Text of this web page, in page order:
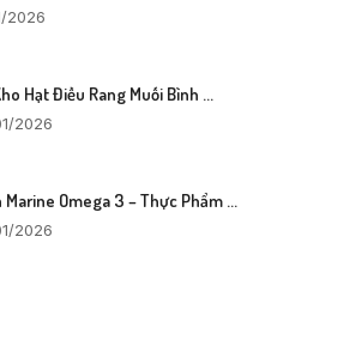
2026
Hạt Điều Rang Muối Bình ...
2026
Marine Omega 3 – Thực Phẩm ...
2026